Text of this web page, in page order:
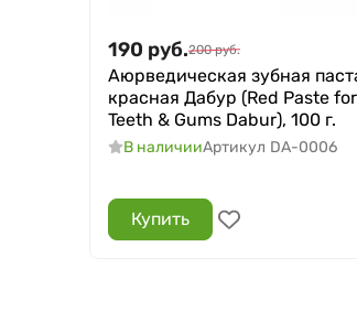
190 руб.200 руб.
Аюрведическая зубная
красная Дабур (Red Paste for
Teeth & Gums Dabur), 100 г.
В наличииАртикул DA-0006
Купить